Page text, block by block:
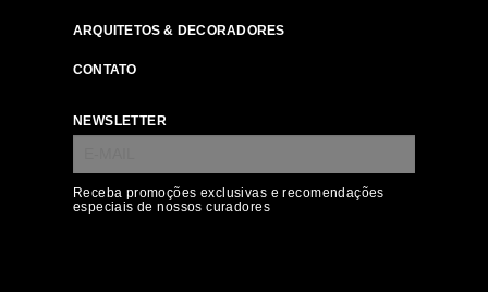
ARQUITETOS & DECORADORES
CONTATO
NEWSLETTER
Receba promoções exclusivas e recomendações
especiais de nossos curadores